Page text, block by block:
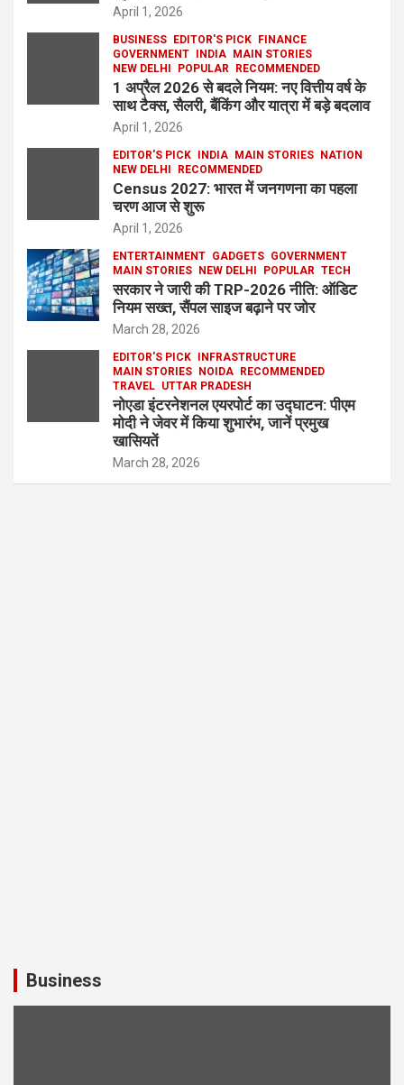
April 1, 2026
BUSINESS EDITOR'S PICK
FINANCE
GOVERNMENT
INDIA
MAIN STORIES
NEW DELHI
POPULAR RECOMMENDED
1 अप्रैल 2026 से बदले नियम: नए वित्तीय वर्ष के
साथ टैक्स, सैलरी, बैंकिंग और यात्रा में बड़े बदलाव
April 1, 2026
EDITOR'S PICK INDIA MAIN STORIES
NATION
NEW DELHI
RECOMMENDED
Census 2027: भारत में जनगणना का पहला
चरण आज से शुरू
April 1, 2026
ENTERTAINMENT GADGETS GOVERNMENT
MAIN STORIES
NEW DELHI POPULAR TECH
सरकार ने जारी की TRP-2026 नीति: ऑडिट
नियम सख्त, सैंपल साइज बढ़ाने पर जोर
March 28, 2026
EDITOR'S PICK
INFRASTRUCTURE
MAIN STORIES
NOIDA
RECOMMENDED
TRAVEL UTTAR PRADESH
नोएडा इंटरनेशनल एयरपोर्ट का उद्घाटन: पीएम
मोदी ने जेवर में किया शुभारंभ, जानें प्रमुख
खासियतें
March 28, 2026
Business